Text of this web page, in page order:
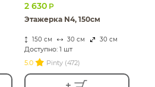
2 630 Р
Этажерка N4, 150см
150 см 30 см 30 см
Доступно: 1 шт
5.0
Pinty (472)